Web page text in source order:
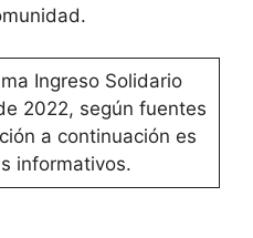
Ingreso Solidario
2022, según fuentes
a continuación es
informativos.